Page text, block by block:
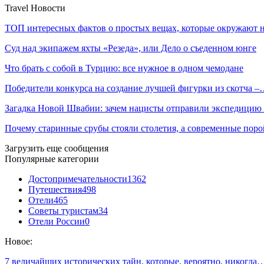
Travel Новости
ТОП интересных фактов о простых вещах, которые окружают
Суд над экипажем яхты «Резеда», или Дело о съеденном юнге
Что брать с собой в Турцию: все нужное в одном чемодане
Победители конкурса на создание лучшей фигурки из скотча
Загадка Новой Швабии: зачем нацисты отправили
Почему старинные срубы стояли столетия, а современные
Загрузить еще сообщения
Популярные категории
Достопримечательности1362
Путешествия498
Отели465
Советы туристам34
Отели России0
Новое:
7 величайших исторических тайн, которые, вероятно,